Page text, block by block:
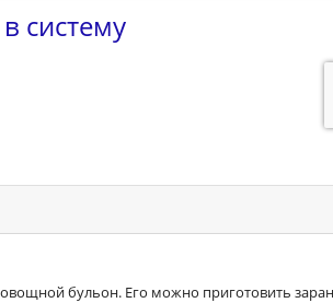
бульон. Его можно приготовить